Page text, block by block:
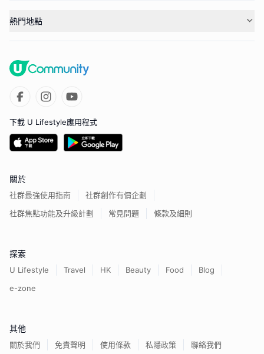
熱門地點
下載 U Lifestyle應用程式
關於
社群最強使用指南
社群創作有價企劃
社群焦點功能及升級計劃
常見問題 條款及細則
探索
U Lifestyle Travel HK Beauty Food
Blog
e-zone
其他
關於我們 免責聲明 使用條款 私隱政策 聯絡我們